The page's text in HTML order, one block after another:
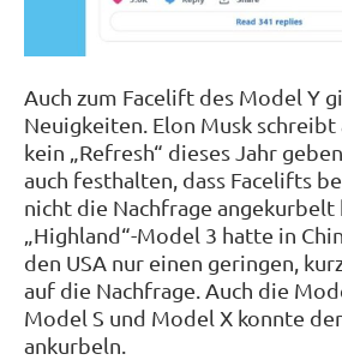
Auch zum Facelift des Model Y
Neuigkeiten. Elon Musk schreibt
kein „Refresh“ dieses Jahr
auch festhalten, dass Facelifts
nicht die Nachfrage angekurbelt
„Highland“-Model 3 hatte in
den USA nur einen geringen,
auf die Nachfrage. Auch die
Model S und Model X konnte
ankurbeln.